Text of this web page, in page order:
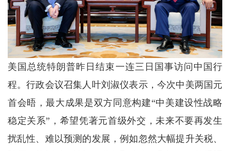
美国总统特朗普昨日结束一连三日国事访问中国行
程。行政会议召集人叶刘淑仪表示，今次中美两国元
首会晤，最大成果是双方同意构建“中美建设性战略
稳定关系”，希望凭著元首级外交，未来不要再发生
扰乱性、难以预测的发展，例如忽然大幅提升关税、